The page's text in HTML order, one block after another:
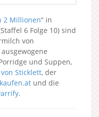
2 Millionen“ in
6 Folge 10) sind
von
und Suppen,
Sticklett, der
und die
.